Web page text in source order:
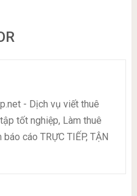
- Dịch vụ viết thuê
tốt nghiệp, Làm thuê
cáo TRỰC TIẾP, TẬN